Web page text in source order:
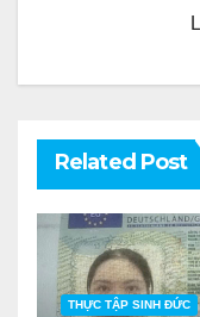
Related Post
THỰC TẬP SINH ĐỨC